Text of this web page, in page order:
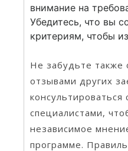
внимание на
Убедитесь, что вы
критериям, чтобы
Не забудьте также
отзывами других
специалистами,
независимое
программе.